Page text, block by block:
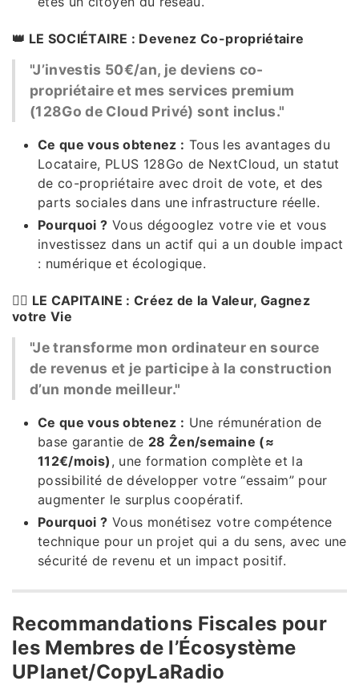
👑 LE SOCIÉTAIRE : Devenez Co-propriétaire
"J’investis 50€/an, je deviens co-
propriétaire et mes services premium
(128Go de Cloud Privé) sont inclus."
Ce que vous obtenez : Tous les avantages du
Locataire, PLUS 128Go de NextCloud, un statut
de co-propriétaire avec droit de vote, et des
parts sociales dans une infrastructure réelle.
Pourquoi ? Vous dégooglez votre vie et vous
investissez dans un actif qui a un double impact
: numérique et écologique.
👨‍✈️ LE CAPITAINE : Créez de la Valeur, Gagnez
votre Vie
"Je transforme mon ordinateur en source
de revenus et je participe à la construction
d’un monde meilleur."
Ce que vous obtenez : Une rémunération de
base garantie de 28 Ẑen/semaine (≈
112€/mois) , une formation complète et la
possibilité de développer votre “essaim” pour
augmenter le surplus coopératif.
Pourquoi ? Vous monétisez votre compétence
technique pour un projet qui a du sens, avec une
sécurité de revenu et un impact positif.
Recommandations Fiscales pour
les Membres de l’Écosystème
UPlanet/CopyLaRadio